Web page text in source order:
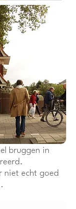
bruggen in
niet echt goed